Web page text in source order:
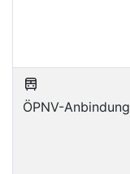
ÖPNV-Anbindung